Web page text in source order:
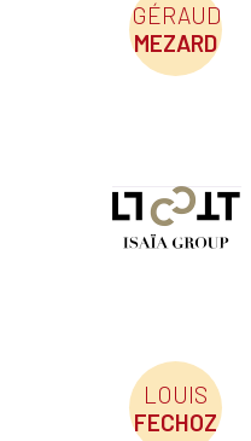
GÉRAUD
MEZARD
LOUIS
FECHOZ